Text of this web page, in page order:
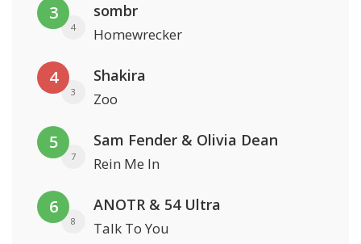
3
4
sombr
Homewrecker
4
3
Shakira
Zoo
5
7
Sam Fender & Olivia Dean
Rein Me In
6
8
ANOTR & 54 Ultra
Talk To You